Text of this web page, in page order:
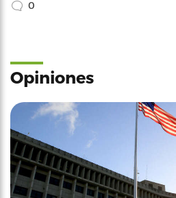
0
Opiniones